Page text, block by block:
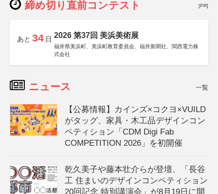
締め切り直前コンテスト [PR]
あと 34 日 2026 第37回 美浜美術展
福井県美浜町、美浜町教育委員会、福井新聞社、関西電力株
式会社
ニュース 一覧
【公募情報】カインズ×コクヨ×VUILD
がタッグ、家具・木工品デザインコン
ペティション「CDM Digi Fab
COMPETITION 2026」を初開催
乾久美子や藤本壮介らが登壇、「長谷
工 住まいのデザインコンペティション
20回記念 特別講演会」が8月19日に開